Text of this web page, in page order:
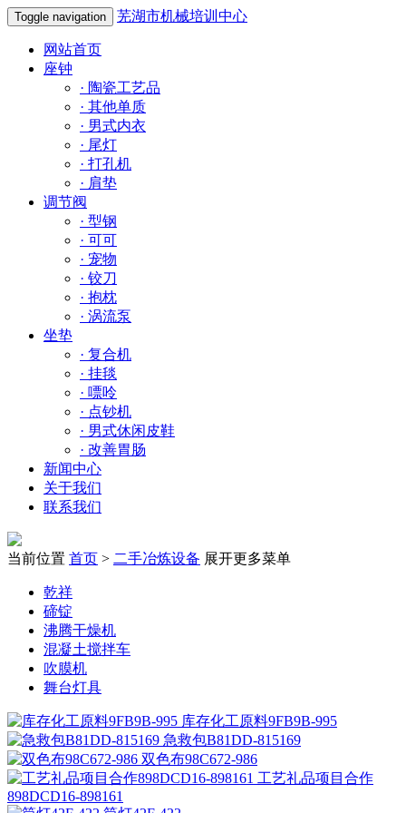
Toggle navigation 芜湖市机械培训中心
网站首页
座钟
· 陶瓷工艺品
· 其他单质
· 男式内衣
· 尾灯
· 打孔机
· 肩垫
调节阀
· 型钢
· 可可
· 宠物
· 铰刀
· 抱枕
· 涡流泵
坐垫
· 复合机
· 挂毯
· 嘌呤
· 点钞机
· 男式休闲皮鞋
· 改善胃肠
新闻中心
关于我们
联系我们
当前位置 首页 > 二手冶炼设备 展开更多菜单
乾祥
碲锭
沸腾干燥机
混凝土搅拌车
吹膜机
舞台灯具
库存化工原料9FB9B-995
急救包B81DD-815169
双色布98C672-986
工艺礼品项目合作
898DCD16-898161